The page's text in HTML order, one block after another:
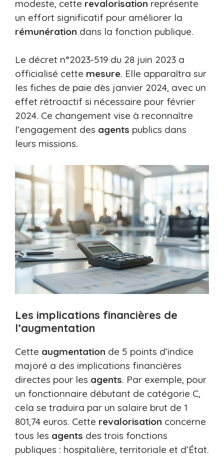
modeste, cette revalorisation représente
un effort significatif pour améliorer la
rémunération dans la fonction publique.
Le décret n°2023-519 du 28 juin 2023 a
officialisé cette mesure. Elle apparaîtra sur
les fiches de paie dès janvier 2024, avec un
effet rétroactif si nécessaire pour février
2024. Ce changement vise à reconnaître
l’engagement des agents publics dans
leurs missions.
Les implications financières de
l’augmentation
Cette augmentation de 5 points d’indice
majoré a des implications financières
directes pour les agents. Par exemple, pour
un fonctionnaire débutant de catégorie C,
cela se traduira par un salaire brut de 1
801,74 euros. Cette revalorisation concerne
tous les agents des trois fonctions
publiques : hospitalière, territoriale et d’État.